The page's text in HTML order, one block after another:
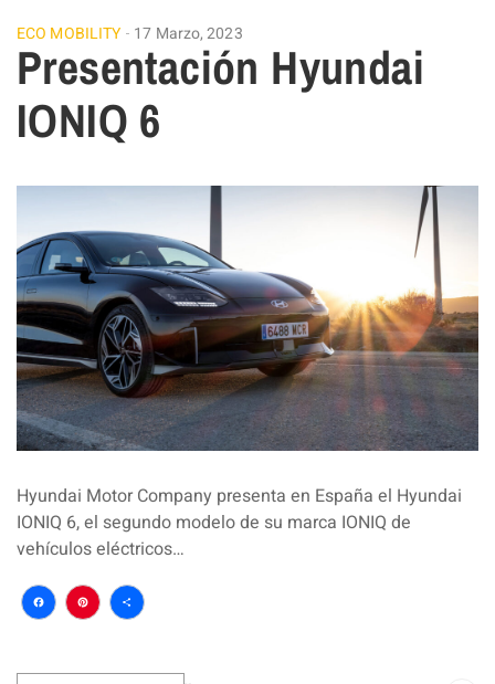
ECO MOBILITY 17 Marzo, 2023
Presentación Hyundai
IONIQ 6
Hyundai Motor Company presenta en España el Hyundai
IONIQ 6, el segundo modelo de su marca IONIQ de
vehículos eléctricos…
Facebook
Pinterest
Compartir